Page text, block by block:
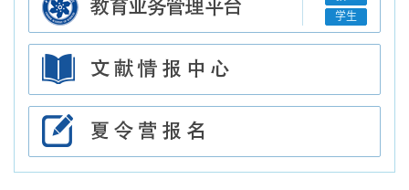
学生